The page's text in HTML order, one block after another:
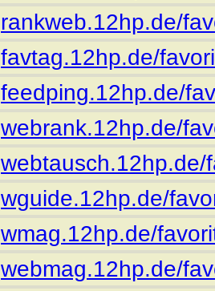
rankweb.12hp.de/
favtag.12hp.de/
feedping.12hp.de/
webrank.12hp.de/
webtausch.12hp.de/
wguide.12hp.de/
wmag.12hp.de/
webmag.12hp.de/